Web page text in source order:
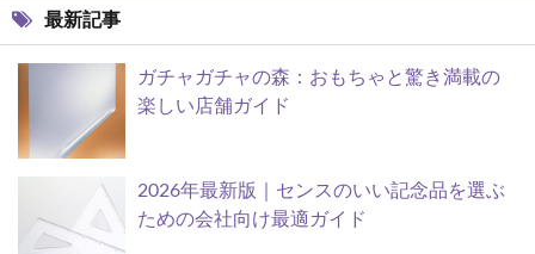
最新記事
ガチャガチャの森：おもちゃと驚き満載の
楽しい店舗ガイド
2026年最新版｜センスのいい記念品を選ぶ
ための会社向け最適ガイド